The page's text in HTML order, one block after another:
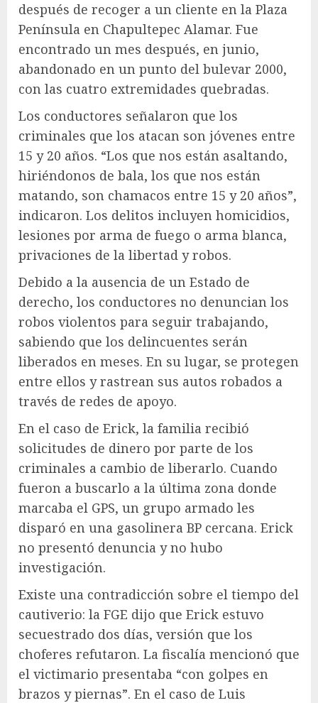
después de recoger a un cliente en la Plaza
Península en Chapultepec Alamar. Fue
encontrado un mes después, en junio,
abandonado en un punto del bulevar 2000,
con las cuatro extremidades quebradas.
Los conductores señalaron que los
criminales que los atacan son jóvenes entre
15 y 20 años. “Los que nos están asaltando,
hiriéndonos de bala, los que nos están
matando, son chamacos entre 15 y 20 años”,
indicaron. Los delitos incluyen homicidios,
lesiones por arma de fuego o arma blanca,
privaciones de la libertad y robos.
Debido a la ausencia de un Estado de
derecho, los conductores no denuncian los
robos violentos para seguir trabajando,
sabiendo que los delincuentes serán
liberados en meses. En su lugar, se protegen
entre ellos y rastrean sus autos robados a
través de redes de apoyo.
En el caso de Erick, la familia recibió
solicitudes de dinero por parte de los
criminales a cambio de liberarlo. Cuando
fueron a buscarlo a la última zona donde
marcaba el GPS, un grupo armado les
disparó en una gasolinera BP cercana. Erick
no presentó denuncia y no hubo
investigación.
Existe una contradicción sobre el tiempo del
cautiverio: la FGE dijo que Erick estuvo
secuestrado dos días, versión que los
choferes refutaron. La fiscalía mencionó que
el victimario presentaba “con golpes en
brazos y piernas”. En el caso de Luis